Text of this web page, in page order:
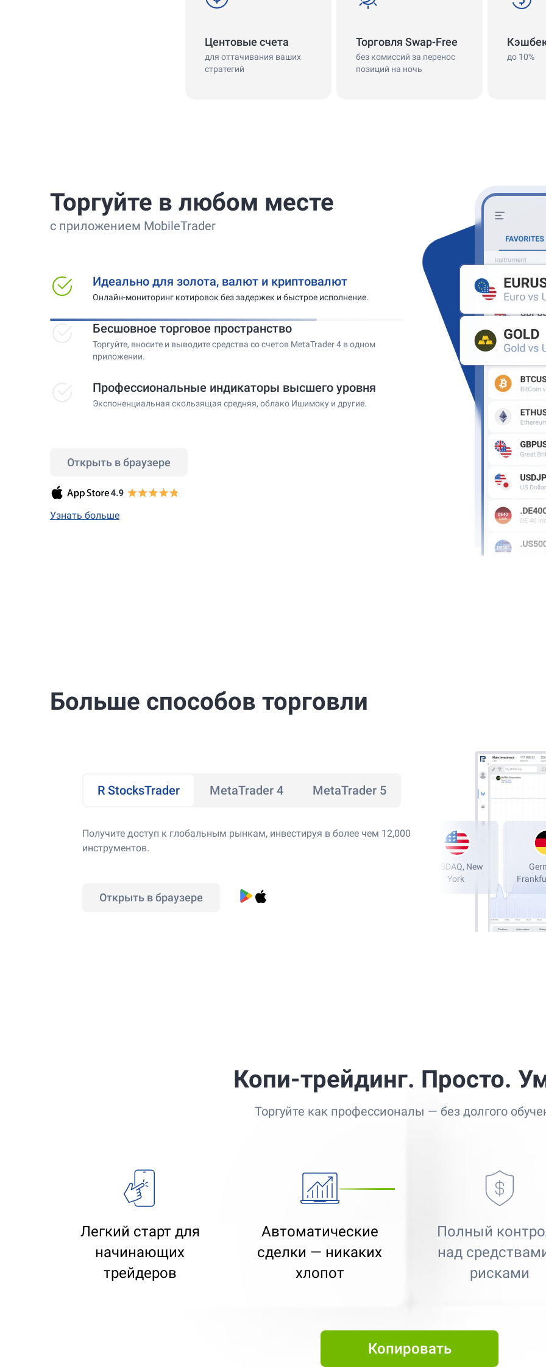
Центовые счета
для оттачивания ваших
стратегий
Торговля Swap-Free
без комиссий за перенос
позиций на ночь
до 10%
Торгуйте в любом месте
с приложением MobileTrader
Идеально для золота, валют и криптовалют
Онлайн-мониторинг котировок без задержек и быстрое исполнение.
Бесшовное торговое пространство
Торгуйте, вносите и выводите средства со счетов MetaTrader 4 в одном
приложении.
Профессиональные индикаторы высшего уровня
Экспоненциальная скользящая средняя, облако Ишимоку и другие.
Открыть в браузере
Узнать больше
Больше способов торговли
R StocksTrader MetaTrader 4 MetaTrader 5
Получите доступ к глобальным рынкам, инвестируя в более чем 12,000
инструментов.
Открыть в браузере
NASDAQ, New
York
Копи-трейдинг. Просто.
Торгуйте как профессионалы — без долгого
Легкий старт для
начинающих
трейдеров
Автоматические
сделки — никаких
хлопот
Полный
над
рисками
Копировать
Global Brands Magazine Awards 2023
Best Copy Trading Broker 2024